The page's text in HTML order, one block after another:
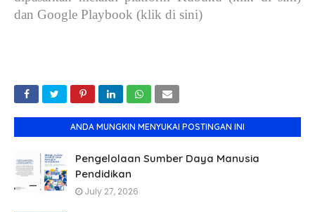
dan Google Playbook (klik di sini)
ANDA MUNGKIN MENYUKAI POSTINGAN INI
Pengelolaan Sumber Daya Manusia
Pendidikan
July 27, 2026